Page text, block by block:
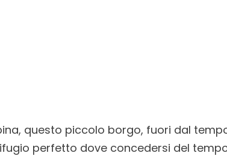
questo piccolo borgo, fuori dal
perfetto dove concedersi del